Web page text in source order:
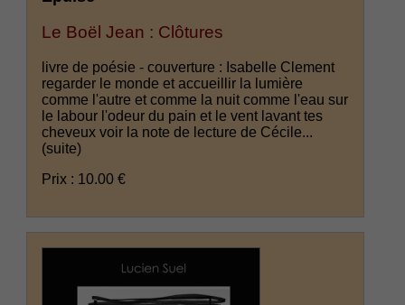
Le Boël Jean : Clôtures
livre de poésie - couverture : Isabelle Clement
regarder le monde et accueillir la lumière
comme l'autre et comme la nuit comme l'eau sur
le labour l'odeur du pain et le vent lavant tes
cheveux voir la note de lecture de Cécile...
(suite)
Prix : 10.00 €